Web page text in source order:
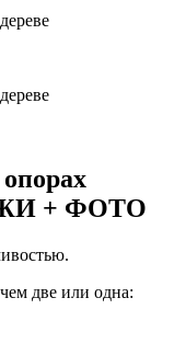
+ ФОТО
две или одна: